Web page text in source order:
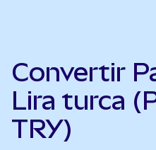
Convertir
Lira turca
TRY)